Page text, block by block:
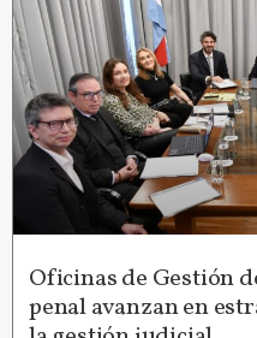
Oficinas de Gestión
penal avanzan en